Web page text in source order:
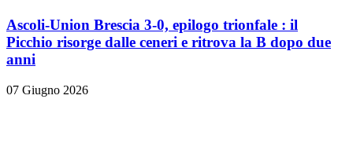
Ascoli-Union Brescia 3-0, epilogo trionfale : il
Picchio risorge dalle ceneri e ritrova la B dopo due
anni
07 Giugno 2026